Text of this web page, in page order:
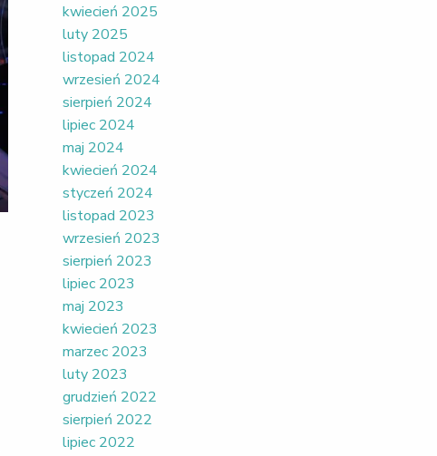
kwiecień 2025
luty 2025
listopad 2024
wrzesień 2024
sierpień 2024
lipiec 2024
maj 2024
kwiecień 2024
styczeń 2024
listopad 2023
wrzesień 2023
sierpień 2023
lipiec 2023
maj 2023
kwiecień 2023
marzec 2023
luty 2023
grudzień 2022
sierpień 2022
lipiec 2022